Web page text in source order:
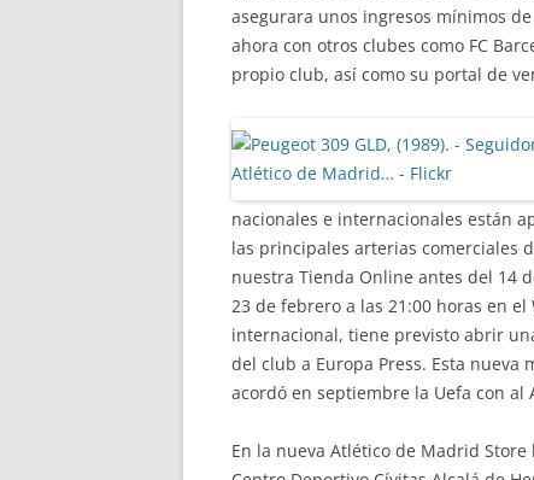
asegurara unos ingresos mínimos
ahora con otros clubes como FC
propio club, así como su portal de
nacionales e internacionales están
las principales arterias comerciales
nuestra Tienda Online antes del 14
23 de febrero a las 21:00 horas en
internacional, tiene previsto abrir
del club a Europa Press. Esta
acordó en septiembre la Uefa con al
En la nueva Atlético de Madrid